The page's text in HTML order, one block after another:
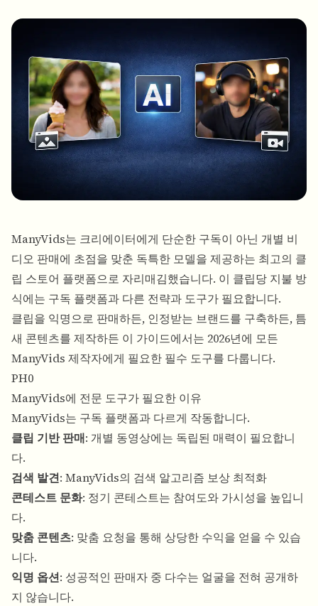
비디오 인텔리전스
대량 배경 제거
ManyVids는 크리에이터에게 단순한 구독이 아닌 개별 비
디오 판매에 초점을 맞춘 독특한 모델을 제공하는 최고의 클
립 스토어 플랫폼으로 자리매김했습니다. 이 클립당 지불 방
식에는 구독 플랫폼과 다른 전략과 도구가 필요합니다.
클립을 익명으로 판매하든, 인정받는 브랜드를 구축하든, 틈
새 콘텐츠를 제작하든 이 가이드에서는 2026년에 모든
ManyVids 제작자에게 필요한 필수 도구를 다룹니다.
PH0
ManyVids에 전문 도구가 필요한 이유
ManyVids는 구독 플랫폼과 다르게 작동합니다.
클립 기반 판매: 개별 동영상에는 독립된 매력이 필요합니
다.
검색 발견: ManyVids의 검색 알고리즘 보상 최적화
콘테스트 문화: 정기 콘테스트는 참여도와 가시성을 높입니
다.
맞춤 콘텐츠: 맞춤 요청을 통해 상당한 수익을 얻을 수 있습
니다.
익명 옵션: 성공적인 판매자 중 다수는 얼굴을 전혀 공개하
지 않습니다.